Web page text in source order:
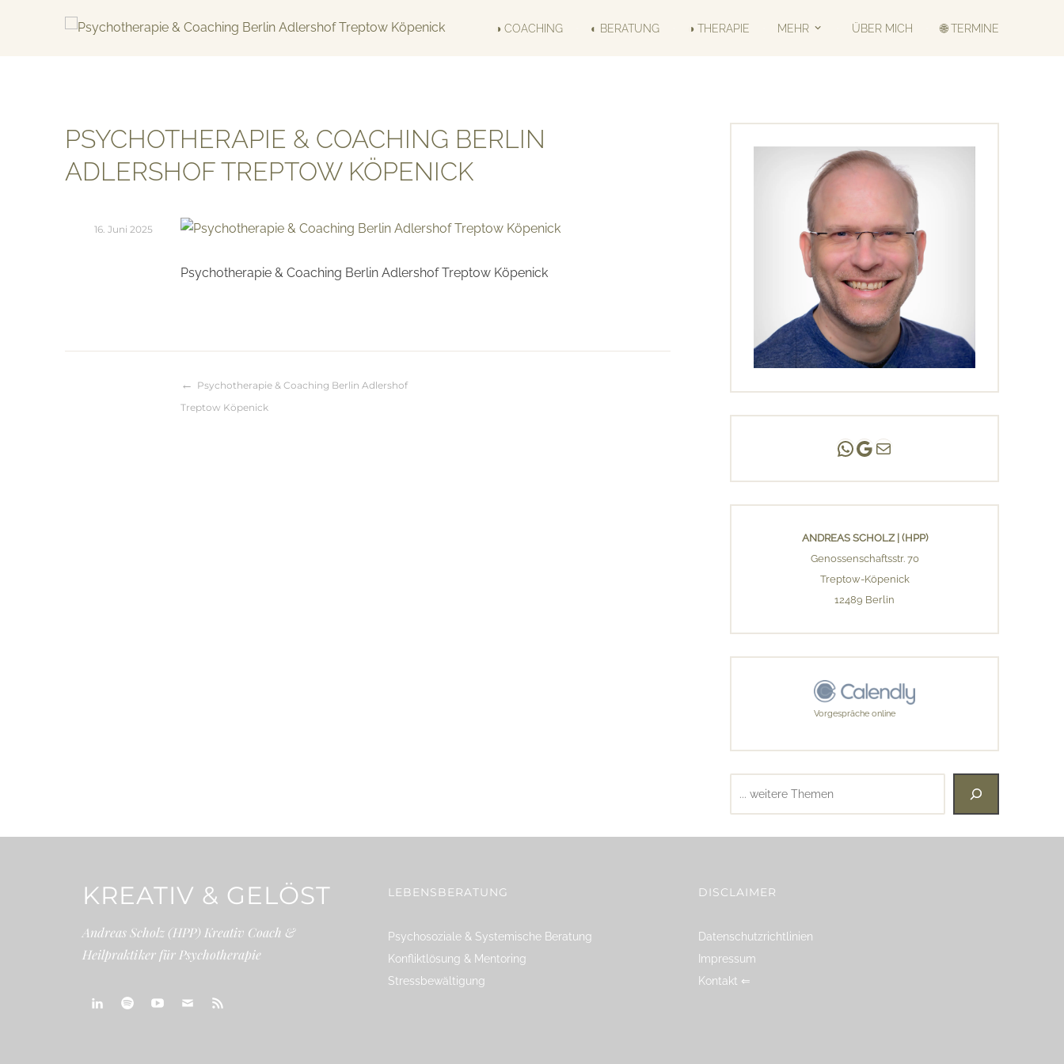
◑ COACHING ◐ BERATUNG ◑ THERAPIE MEHR ÜBER MICH 🌐 TERMINE
PSYCHOTHERAPIE & COACHING BERLIN
ADLERSHOF TREPTOW KÖPENICK
16. Juni 2025
Psychotherapie & Coaching Berlin Adlershof Treptow Köpenick
Beitragsnavigation
Psychotherapie & Coaching Berlin Adlershof
Treptow Köpenick
Andreas Scholz | (HPP)
Praxis Adlershof
E-Mail an mich ...
ANDREAS SCHOLZ | (HPP)
Genossenschaftsstr. 70
Treptow-Köpenick
12489 Berlin
Vorgespräche online
KREATIV & GELÖST
Andreas Scholz (HPP) Kreativ Coach &
Heilpraktiker für Psychotherapie
LEBENSBERATUNG
Psychosoziale & Systemische Beratung
Konfliktlösung & Mentoring
Stressbewältigung
DISCLAIMER
Datenschutzrichtlinien
Impressum
Kontakt ⇐